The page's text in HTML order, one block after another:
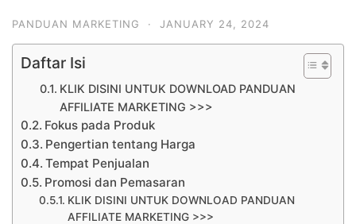
PANDUAN MARKETING · JANUARY 24, 2024
Daftar Isi
KLIK DISINI UNTUK DOWNLOAD PANDUAN
AFFILIATE MARKETING >>>
Fokus pada Produk
Pengertian tentang Harga
Tempat Penjualan
Promosi dan Pemasaran
KLIK DISINI UNTUK DOWNLOAD PANDUAN
AFFILIATE MARKETING >>>